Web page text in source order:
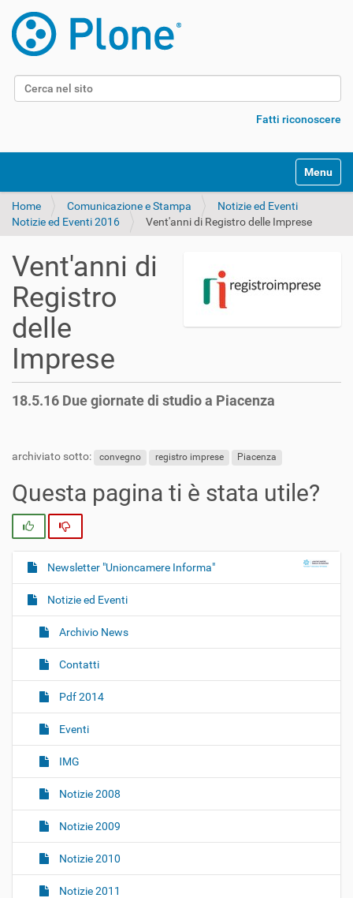
Cerca nel sito
Fatti riconoscere
Alterna
Home Comunicazione e Stampa
Notizie ed Eventi
Notizie ed Eventi 2016
Vent'anni di Registro delle Imprese
Vent'anni di
Registro
delle
Imprese
18.5.16 Due giornate di studio a Piacenza
archiviato sotto: convegno registro imprese Piacenza
Questa pagina ti è stata utile?
N
a
v
g
i
n
Newsletter "Unioncamere Informa"
Notizie ed Eventi
Archivio News
Contatti
Pdf 2014
Eventi
IMG
Notizie 2008
Notizie 2009
Notizie 2010
Notizie 2011